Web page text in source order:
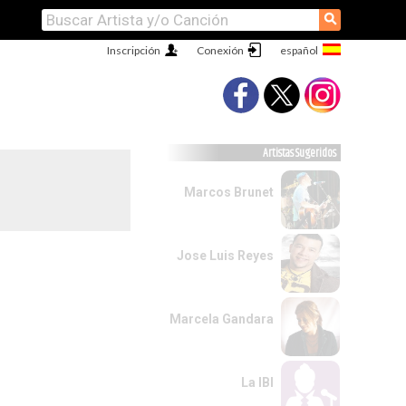
⚲
Conexión
Inscripción
Artistas Sugeridos
Marcos Brunet
Jose Luis Reyes
Marcela Gandara
La IBI